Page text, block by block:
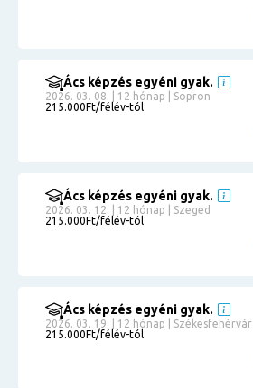
Ács képzés egyéni gyak.
2026. 03. 08. | 12 hónap | Sopron
215.000Ft/félév-tól
Ács képzés egyéni gyak.
2026. 03. 12. | 12 hónap | Szeged
215.000Ft/félév-tól
Ács képzés egyéni gyak.
2026. 03. 19. | 12 hónap | Székesfehérvár
215.000Ft/félév-tól